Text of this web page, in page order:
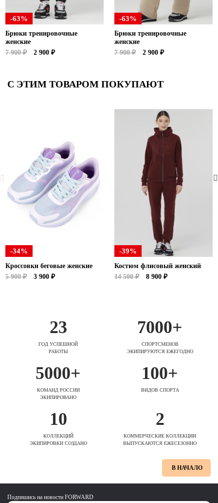
-63%
Брюки тренировочные
женские
7 900 ₽
2 900 ₽
-63%
Брюки тренировочные
женские
7 900 ₽
2 900 ₽
С ЭТИМ ТОВАРОМ ПОКУПАЮТ
-34%
Кроссовки беговые женские
5 900 ₽
3 900 ₽
-39%
Костюм флисовый женский
14 500 ₽
8 900 ₽
23
ГОД УСПЕШНОЙ
РАБОТЫ
7000+
СПОРТСМЕНОВ
ЭКИПИРУЮТСЯ ЕЖЕГОДНО
5000+
КОМАНД РОССИИ
ЭКИПИРОВАНО
100+
ВИДОВ СПОРТА
10
КОЛЛЕКЦИЙ
ЭКИПИРОВКИ СОЗДАНО
2
КОММЕРЧЕСКИЕ КОЛЛЕКЦИИ
ВЫПУСКАЮТСЯ ЕЖЕСЕЗОННО
В НАЧАЛО
Подпишись на новости FORWARD